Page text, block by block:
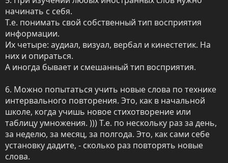
начинать с себя.
Т.е. понимать свой собственный тип восприятия
информации.
Их четыре: аудиал, визуал, вербал и кинестетик. На
них и опираться.
А иногда бывает и смешанный тип восприятия.
6. Можно попытаться учить новые слова по технике
интервального повторения. Это, как в начальной
школе, когда учишь новое стихотворение или
таблицу умножения. ))) Т.е. по нескольку раз за день,
за неделю, за месяц, за полгода. Это, как сами себе
установку дадите, - сколько раз повторять новые
слова.